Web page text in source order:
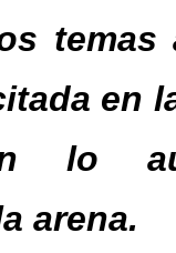
en
lo
arena.